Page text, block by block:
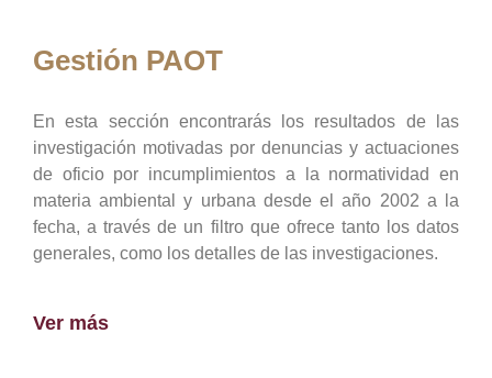
Gestión PAOT
En esta sección encontrarás los resultados de las
investigación motivadas por denuncias y actuaciones
de oficio por incumplimientos a la normatividad en
materia ambiental y urbana desde el año 2002 a la
fecha, a través de un filtro que ofrece tanto los datos
generales, como los detalles de las investigaciones.
Ver más